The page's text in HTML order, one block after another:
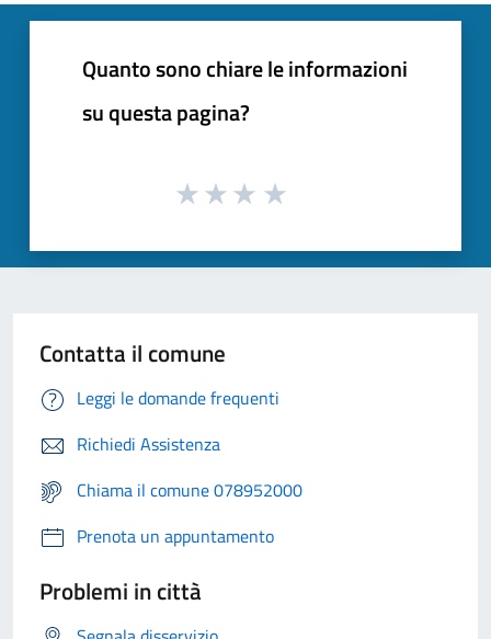
Quanto sono chiare le informazioni
su questa pagina?
Contatta il comune
Leggi le domande frequenti
Richiedi Assistenza
Chiama il comune 078952000
Prenota un appuntamento
Problemi in città